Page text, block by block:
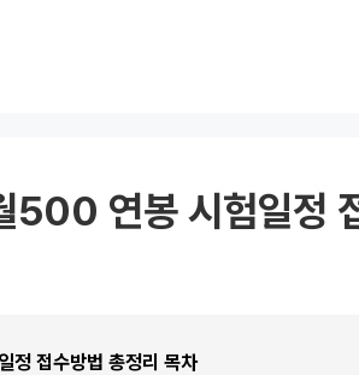
500 연봉 시험일정
정 접수방법 총정리 목차